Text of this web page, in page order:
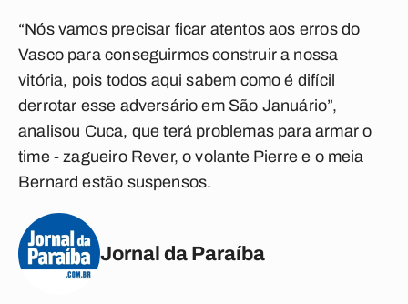
“Nós vamos precisar ficar atentos aos erros do
Vasco para conseguirmos construir a nossa
vitória, pois todos aqui sabem como é difícil
derrotar esse adversário em São Januário”,
analisou Cuca, que terá problemas para armar o
time - zagueiro Rever, o volante Pierre e o meia
Bernard estão suspensos.
Jornal da Paraíba